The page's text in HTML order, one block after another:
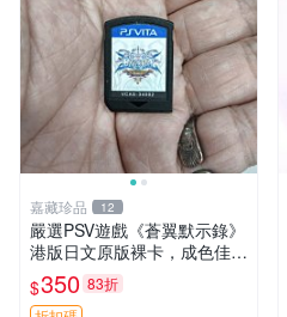
嘉藏珍品 12
嚴選PSV遊戲《蒼翼默示錄》
港版日文原版裸卡，成色佳
蒼翼 默示錄 PSV 港版
$350 83折